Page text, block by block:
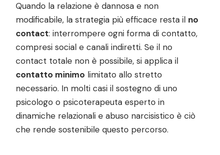
Quando la relazione è dannosa e non
modificabile, la strategia più efficace resta il no
contact: interrompere ogni forma di contatto,
compresi social e canali indiretti. Se il no
contact totale non è possibile, si applica il
contatto minimo limitato allo stretto
necessario. In molti casi il sostegno di uno
psicologo o psicoterapeuta esperto in
dinamiche relazionali e abuso narcisistico è ciò
che rende sostenibile questo percorso.